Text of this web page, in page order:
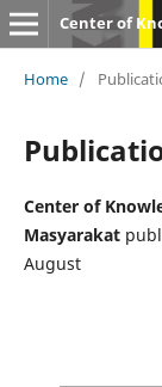
Home /
Center of
Masyarakat
August